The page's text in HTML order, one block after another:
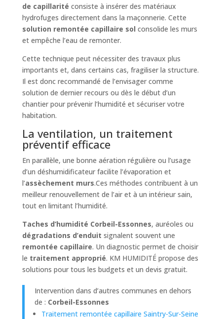
de capillarité consiste à insérer des matériaux
hydrofuges directement dans la maçonnerie. Cette
solution remontée capillaire sol consolide les murs
et empêche l’eau de remonter.
Cette technique peut nécessiter des travaux plus
importants et, dans certains cas, fragiliser la structure.
Il est donc recommandé de l’envisager comme
solution de dernier recours ou dès le début d’un
chantier pour prévenir l’humidité et sécuriser votre
habitation.
La ventilation, un traitement
préventif efficace
En parallèle, une bonne aération régulière ou l’usage
d’un déshumidificateur facilite l’évaporation et
l’assèchement murs.Ces méthodes contribuent à un
meilleur renouvellement de l’air et à un intérieur sain,
tout en limitant l’humidité.
Taches d’humidité Corbeil-Essonnes, auréoles ou
dégradations d’enduit signalent souvent une
remontée capillaire. Un diagnostic permet de choisir
le traitement approprié. KM HUMIDITÉ propose des
solutions pour tous les budgets et un devis gratuit.
Intervention dans d’autres communes en dehors
de : Corbeil-Essonnes
Traitement remontée capillaire Saintry-Sur-Seine